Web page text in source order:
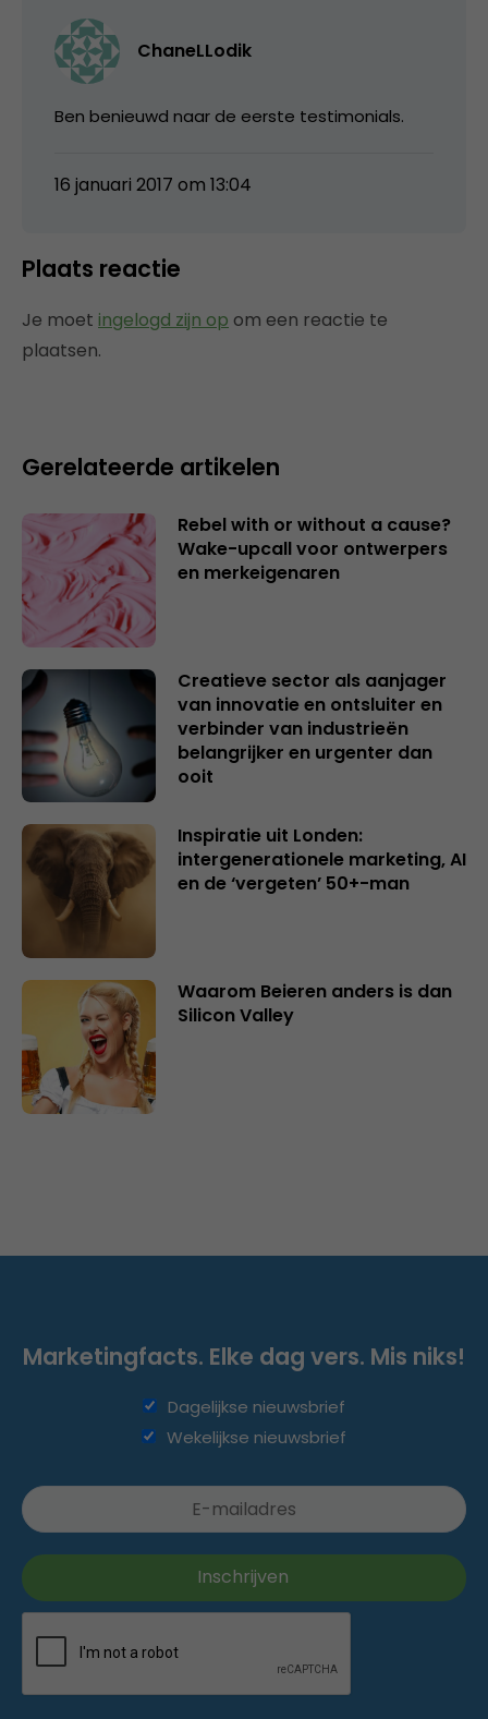
ChaneLLodik
Ben benieuwd naar de eerste testimonials.
16 januari 2017 om 13:04
Plaats reactie
Je moet ingelogd zijn op om een reactie te
plaatsen.
Gerelateerde artikelen
Rebel with or without a cause?
Wake-upcall voor ontwerpers
en merkeigenaren
Creatieve sector als aanjager
van innovatie en ontsluiter en
verbinder van industrieën
belangrijker en urgenter dan
ooit
Inspiratie uit Londen:
intergenerationele marketing, AI
en de ‘vergeten’ 50+-man
Waarom Beieren anders is dan
Silicon Valley
Marketingfacts. Elke dag vers. Mis niks!
Dagelijkse nieuwsbrief
Wekelijkse nieuwsbrief